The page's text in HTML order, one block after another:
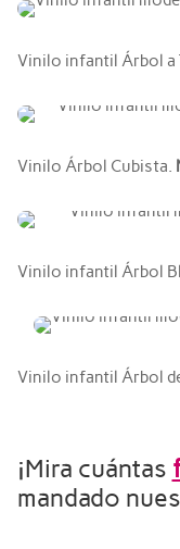
Vinilo infantil Árbol a
Vinilo Árbol Cubista.
Vinilo infantil Árbol
Vinilo infantil Árbol
¡Mira cuántas
mandado